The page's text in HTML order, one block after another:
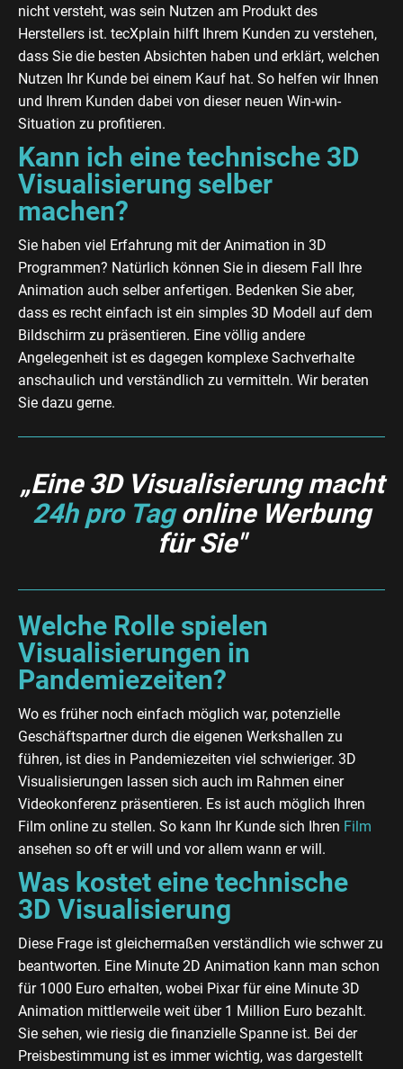
nicht versteht, was sein Nutzen am Produkt des
Herstellers ist. tecXplain hilft Ihrem Kunden zu verstehen,
dass Sie die besten Absichten haben und erklärt, welchen
Nutzen Ihr Kunde bei einem Kauf hat. So helfen wir Ihnen
und Ihrem Kunden dabei von dieser neuen Win-win-
Situation zu profitieren.
Kann ich eine technische 3D
Visualisierung selber
machen?
Sie haben viel Erfahrung mit der Animation in 3D
Programmen? Natürlich können Sie in diesem Fall Ihre
Animation auch selber anfertigen. Bedenken Sie aber,
dass es recht einfach ist ein simples 3D Modell auf dem
Bildschirm zu präsentieren. Eine völlig andere
Angelegenheit ist es dagegen komplexe Sachverhalte
anschaulich und verständlich zu vermitteln. Wir beraten
Sie dazu gerne.
„Eine 3D Visualisierung macht
24h pro Tagonline Werbung
für Sie"
Welche Rolle spielen
Visualisierungen in
Pandemiezeiten?
Wo es früher noch einfach möglich war, potenzielle
Geschäftspartner durch die eigenen Werkshallen zu
führen, ist dies in Pandemiezeiten viel schwieriger. 3D
Visualisierungen lassen sich auch im Rahmen einer
Videokonferenz präsentieren. Es ist auch möglich Ihren
Film online zu stellen. So kann Ihr Kunde sich Ihren Film
ansehen so oft er will und vor allem wann er will.
Was kostet eine technische
3D Visualisierung
Diese Frage ist gleichermaßen verständlich wie schwer zu
beantworten. Eine Minute 2D Animation kann man schon
für 1000 Euro erhalten, wobei Pixar für eine Minute 3D
Animation mittlerweile weit über 1 Million Euro bezahlt.
Sie sehen, wie riesig die finanzielle Spanne ist. Bei der
Preisbestimmung ist es immer wichtig, was dargestellt